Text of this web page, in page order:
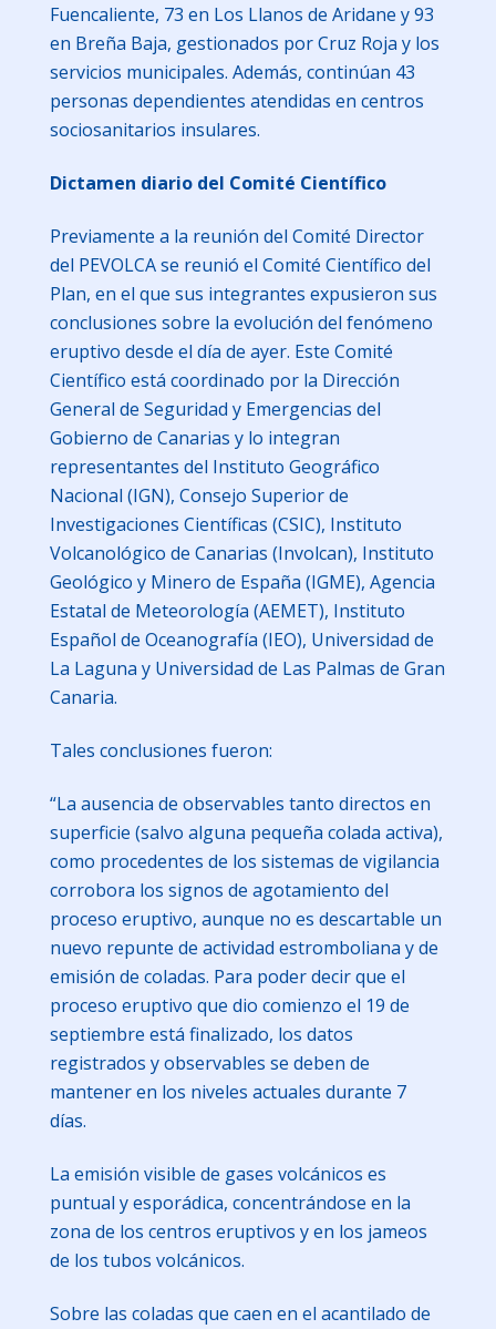
Fuencaliente, 73 en Los Llanos de Aridane y 93
en Breña Baja, gestionados por Cruz Roja y los
servicios municipales. Además, continúan 43
personas dependientes atendidas en centros
sociosanitarios insulares.
Dictamen diario del Comité Científico
Previamente a la reunión del Comité Director
del PEVOLCA se reunió el Comité Científico del
Plan, en el que sus integrantes expusieron sus
conclusiones sobre la evolución del fenómeno
eruptivo desde el día de ayer. Este Comité
Científico está coordinado por la Dirección
General de Seguridad y Emergencias del
Gobierno de Canarias y lo integran
representantes del Instituto Geográfico
Nacional (IGN), Consejo Superior de
Investigaciones Científicas (CSIC), Instituto
Volcanológico de Canarias (Involcan), Instituto
Geológico y Minero de España (IGME), Agencia
Estatal de Meteorología (AEMET), Instituto
Español de Oceanografía (IEO), Universidad de
La Laguna y Universidad de Las Palmas de Gran
Canaria.
Tales conclusiones fueron:
“La ausencia de observables tanto directos en
superficie (salvo alguna pequeña colada activa),
como procedentes de los sistemas de vigilancia
corrobora los signos de agotamiento del
proceso eruptivo, aunque no es descartable un
nuevo repunte de actividad estromboliana y de
emisión de coladas. Para poder decir que el
proceso eruptivo que dio comienzo el 19 de
septiembre está finalizado, los datos
registrados y observables se deben de
mantener en los niveles actuales durante 7
días.
La emisión visible de gases volcánicos es
puntual y esporádica, concentrándose en la
zona de los centros eruptivos y en los jameos
de los tubos volcánicos.
Sobre las coladas que caen en el acantilado de